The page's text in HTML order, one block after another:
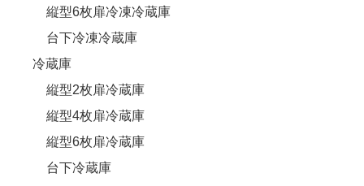
縦型6枚扉冷凍冷蔵庫
台下冷凍冷蔵庫
冷蔵庫
縦型2枚扉冷蔵庫
縦型4枚扉冷蔵庫
縦型6枚扉冷蔵庫
台下冷蔵庫